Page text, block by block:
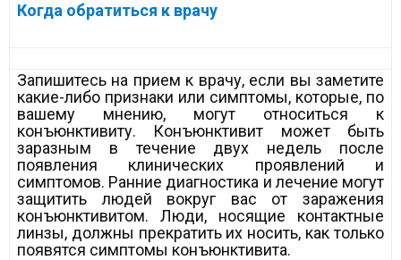
Когда обратиться к врачу
Запишитесь на прием к врачу, если вы заметите
какие-либо признаки или симптомы, которые, по
вашему мнению, могут относиться к
конъюнктивиту. Конъюнктивит может быть
заразным в течение двух недель после
появления клинических проявлений и
симптомов. Ранние диагностика и лечение могут
защитить людей вокруг вас от заражения
конъюнктивитом. Люди, носящие контактные
линзы, должны прекратить их носить, как только
появятся симптомы конъюнктивита.